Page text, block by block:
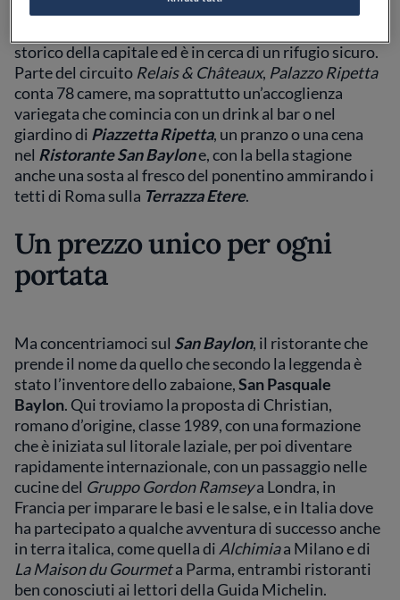
diventato fin dall’apertura di poco più di un anno fa un
storico della capitale ed è in cerca di un rifugio sicuro.
Parte del circuito Relais & Châteaux, Palazzo Ripetta
conta 78 camere, ma soprattutto un’accoglienza
variegata che comincia con un drink al bar o nel
giardino di Piazzetta Ripetta, un pranzo o una cena
nel Ristorante San Baylone, con la bella stagione
anche una sosta al fresco del ponentino ammirando i
tetti di Roma sulla Terrazza Etere.
Un prezzo unico per ogni
portata
Ma concentriamoci sul San Baylon, il ristorante che
prende il nome da quello che secondo la leggenda è
stato l’inventore dello zabaione,San Pasquale
Baylon. Qui troviamo la proposta di Christian,
romano d’origine, classe 1989, con una formazione
che è iniziata sul litorale laziale, per poi diventare
rapidamente internazionale, con un passaggio nelle
cucine del Gruppo Gordon Ramseya Londra, in
Francia per imparare le basi e le salse, e in Italia dove
ha partecipato a qualche avventura di successo anche
in terra italica, come quella di Alchimiaa Milano e di
La Maison du Gourmeta Parma, entrambi ristoranti
ben conosciuti ai lettori della Guida Michelin.